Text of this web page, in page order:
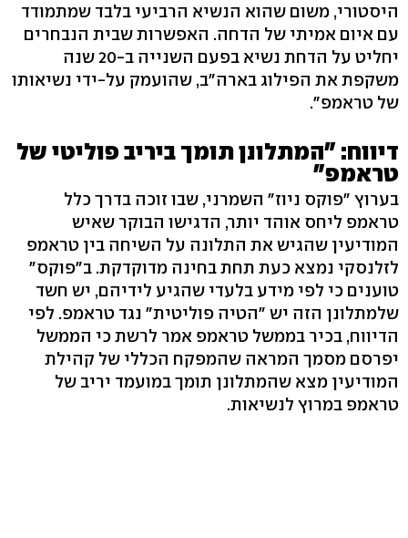
היסטורי, משום שהוא הנשיא הרביעי בלבד שמתמודד
עם איום אמיתי של הדחה. האפשרות שבית הנבחרים
יחליט על הדחת נשיא בפעם השנייה ב-20 שנה
משקפת את הפילוג בארה"ב, שהועמק על-ידי נשיאותו
של טראמפ".
דיווח: "המתלונן תומך ביריב פוליטי של
טראמפ"
בערוץ "פוקס ניוז" השמרני, שבו זוכה בדרך כלל
טראמפ ליחס אוהד יותר, הדגישו הבוקר שאיש
המודיעין שהגיש את התלונה על השיחה בין טראמפ
לזלנסקי נמצא כעת תחת בחינה מדוקדקת. ב"פוקס"
טוענים כי לפי מידע בלעדי שהגיע לידיהם, יש חשד
שלמתלונן הזה יש "הטיה פוליטית" נגד טראמפ. לפי
הדיווח, בכיר בממשל טראמפ אמר לרשת כי הממשל
יפרסם מסמך המראה שהמפקח הכללי של קהילת
המודיעין מצא שהמתלונן תומך במועמד יריב של
טראמפ במרוץ לנשיאות.